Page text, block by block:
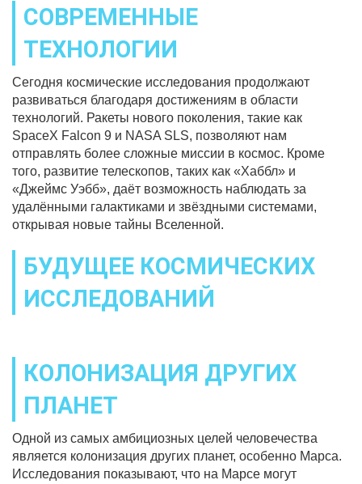
СОВРЕМЕННЫЕ
ТЕХНОЛОГИИ
Сегодня космические исследования продолжают
развиваться благодаря достижениям в области
технологий. Ракеты нового поколения, такие как
SpaceX Falcon 9 и NASA SLS, позволяют нам
отправлять более сложные миссии в космос. Кроме
того, развитие телескопов, таких как «Хаббл» и
«Джеймс Уэбб», даёт возможность наблюдать за
удалёнными галактиками и звёздными системами,
открывая новые тайны Вселенной.
БУДУЩЕЕ КОСМИЧЕСКИХ
ИССЛЕДОВАНИЙ
КОЛОНИЗАЦИЯ ДРУГИХ
ПЛАНЕТ
Одной из самых амбициозных целей человечества
является колонизация других планет, особенно Марса.
Исследования показывают, что на Марсе могут